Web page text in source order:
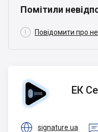
Помітили
 Повідомити про
ЕК
Сервіс
ЕК
 signature.ua